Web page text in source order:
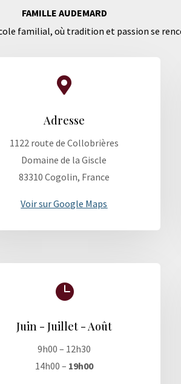
FAMILLE AUDEMARD
familial, où tradition et passion se

Adresse
1122 route de Collobrières
Domaine de la Giscle
83310 Cogolin, France
Voir sur Google Maps

Juin - Juillet - Août
9h00 – 12h30
14h00 – 19h00